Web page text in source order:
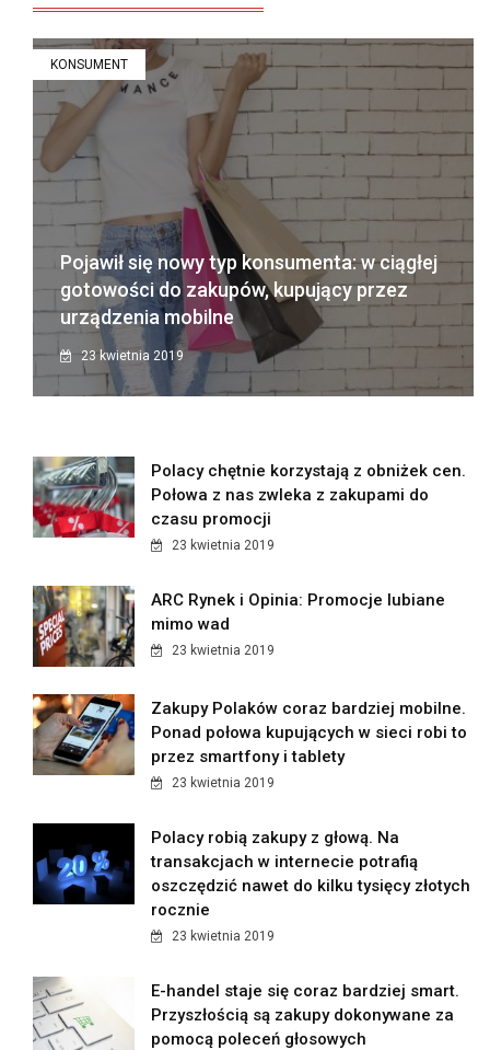
KONSUMENT
Pojawił się nowy typ konsumenta: w ciągłej
gotowości do zakupów, kupujący przez
urządzenia mobilne
23 kwietnia 2019
Polacy chętnie korzystają z obniżek cen.
Połowa z nas zwleka z zakupami do
czasu promocji
23 kwietnia 2019
ARC Rynek i Opinia: Promocje lubiane
mimo wad
23 kwietnia 2019
Zakupy Polaków coraz bardziej mobilne.
Ponad połowa kupujących w sieci robi to
przez smartfony i tablety
23 kwietnia 2019
Polacy robią zakupy z głową. Na
transakcjach w internecie potrafią
oszczędzić nawet do kilku tysięcy złotych
rocznie
23 kwietnia 2019
E-handel staje się coraz bardziej smart.
Przyszłością są zakupy dokonywane za
pomocą poleceń głosowych